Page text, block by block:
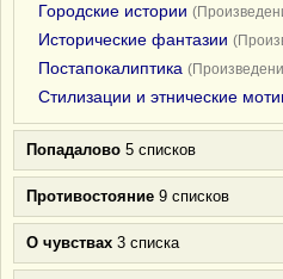
Городские истории
Исторические фантазии
Постапокалиптика
Стилизации и этнические
Попадалово 5 списков
Противостояние 9 списков
О чувствах 3 списка